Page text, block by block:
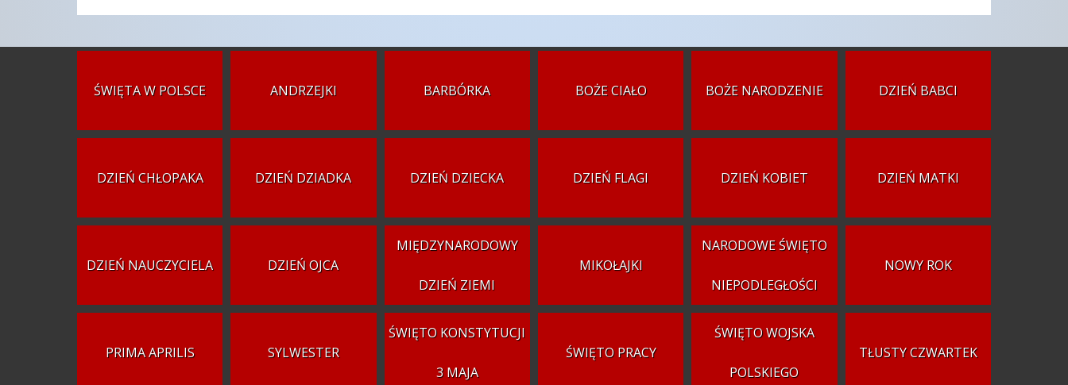
ŚWIĘTA W POLSCE ANDRZEJKI BARBÓRKA BOŻE CIAŁO BOŻE NARODZENIE DZIEŃ BABCI
DZIEŃ CHŁOPAKA DZIEŃ DZIADKA DZIEŃ DZIECKA DZIEŃ FLAGI DZIEŃ KOBIET DZIEŃ MATKI
DZIEŃ NAUCZYCIELA DZIEŃ OJCA
MIĘDZYNARODOWY
DZIEŃ ZIEMI
MIKOŁAJKI
NARODOWE ŚWIĘTO
NIEPODLEGŁOŚCI
NOWY ROK
PRIMA APRILIS SYLWESTER
ŚWIĘTO KONSTYTUCJI
3 MAJA
ŚWIĘTO PRACY
ŚWIĘTO WOJSKA
POLSKIEGO
TŁUSTY CZWARTEK